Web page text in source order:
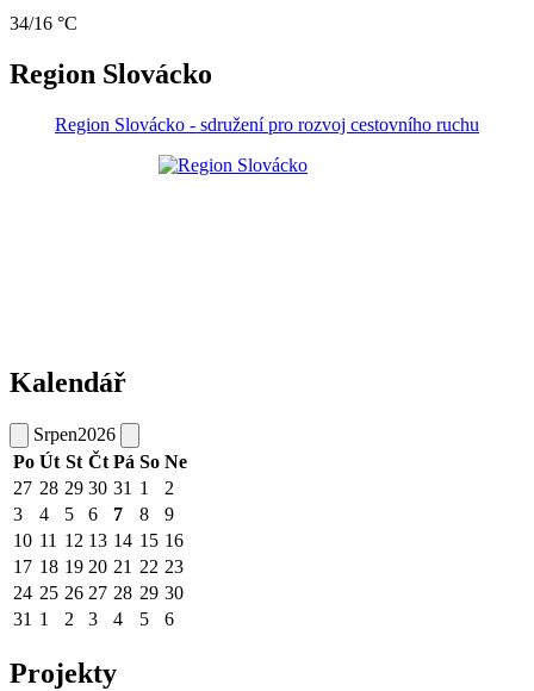
34/16 °C
Region Slovácko
Region Slovácko - sdružení pro rozvoj cestovního ruchu
Kalendář
Srpen2026
Po Út St Čt Pá So Ne
27 28 29 30 31 1
2
3
4 5 6 7 8
9
10 11 12 13 14 15 16
17 18 19 20 21 22 23
24 25 26 27 28 29 30
31 1 2 3 4 5 6
Projekty